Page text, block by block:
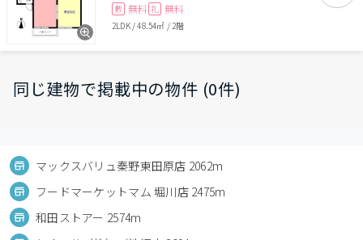
敷 無料 礼 無料
2LDK/48.54㎡ / 2階
同じ建物で掲載中の物件 (0件)
マックスバリュ秦野東田原店 2062m
フードマーケットマム 堀川店 2475m
和田ストアー 2574m